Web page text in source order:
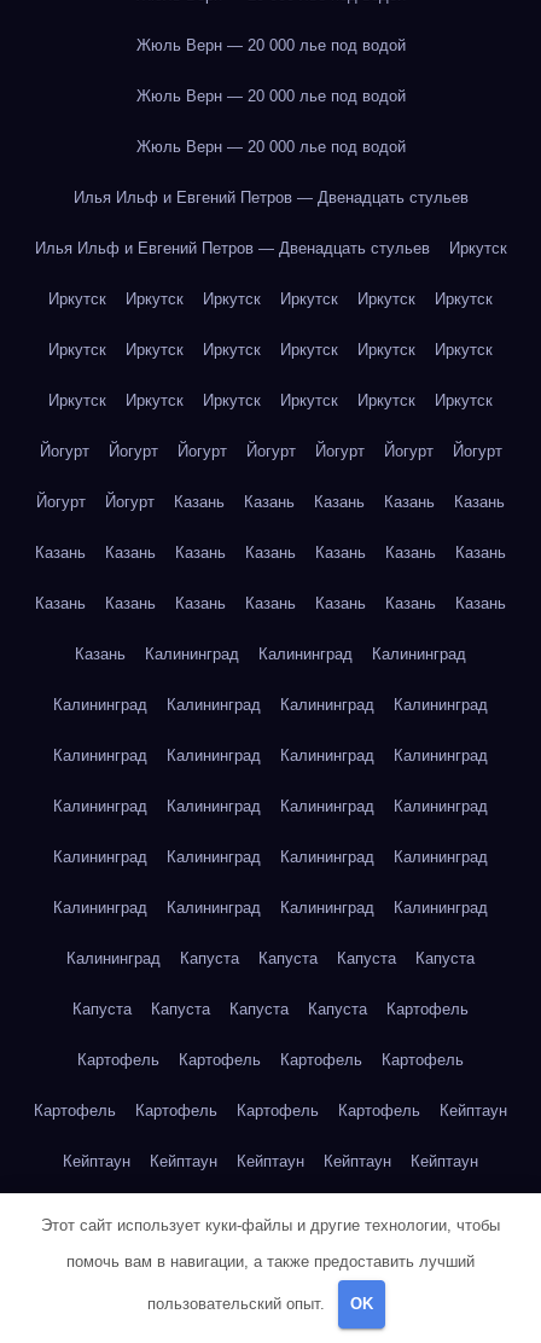
Жюль Верн — 20 000 лье под водой
Жюль Верн — 20 000 лье под водой
Жюль Верн — 20 000 лье под водой
Илья Ильф и Евгений Петров — Двенадцать стульев
Илья Ильф и Евгений Петров — Двенадцать стульев Иркутск
Иркутск Иркутск Иркутск Иркутск Иркутск Иркутск
Иркутск Иркутск Иркутск Иркутск Иркутск Иркутск
Иркутск Иркутск Иркутск Иркутск Иркутск Иркутск
Йогурт Йогурт Йогурт Йогурт Йогурт Йогурт Йогурт
Йогурт Йогурт Казань Казань Казань Казань Казань
Казань Казань Казань Казань Казань Казань Казань
Казань Казань Казань Казань Казань Казань Казань
Казань Калининград Калининград Калининград
Калининград Калининград Калининград Калининград
Калининград Калининград Калининград Калининград
Калининград Калининград Калининград Калининград
Калининград Калининград Калининград Калининград
Калининград Калининград Калининград Калининград
Калининград Капуста Капуста Капуста Капуста
Капуста Капуста Капуста Капуста Картофель
Картофель Картофель Картофель Картофель
Картофель Картофель Картофель Картофель Кейптаун
Кейптаун Кейптаун Кейптаун Кейптаун Кейптаун
Кейптаун Кейптаун Кейптаун Кейптаун Кейптаун
Кейптаун Кейптаун Кейптаун
Этот сайт использует куки-файлы и другие технологии, чтобы
помочь вам в навигации, а также предоставить лучший
пользовательский опыт. OK